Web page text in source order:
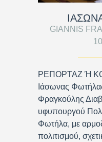
GIANNIS
ΡΕΠΟΡΤΑΖ Ή
Ιάσωνας
Φραγκούλης
υφυπουργού
Φωτήλα, με
πολιτισμού,